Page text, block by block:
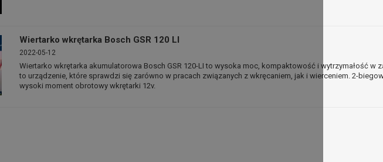
Wiertarko wkrętarka Bosch GSR 120 LI
2022-05-12
Wiertarko wkrętarka akumulatorowa Bosch GSR 120-LI to wysoka moc, kompaktowość i wytrzymałość w
to urządzenie, które sprawdzi się zarówno w pracach związanych z wkręcaniem, jak i wierceniem. 2-
wysoki moment obrotowy wkrętarki 12v.